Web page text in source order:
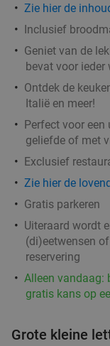
Zie hier de
Inclusief
Geniet van de
bevat voor ieder
Ontdek de
Italië en meer!
Perfect voor
geliefde of met
Exclusief
Zie hier de
Gratis parkeren
Uiteraard wordt
(di)eetwensen
reservering
Alleen vandaag:
gratis kans op
Grote kleine